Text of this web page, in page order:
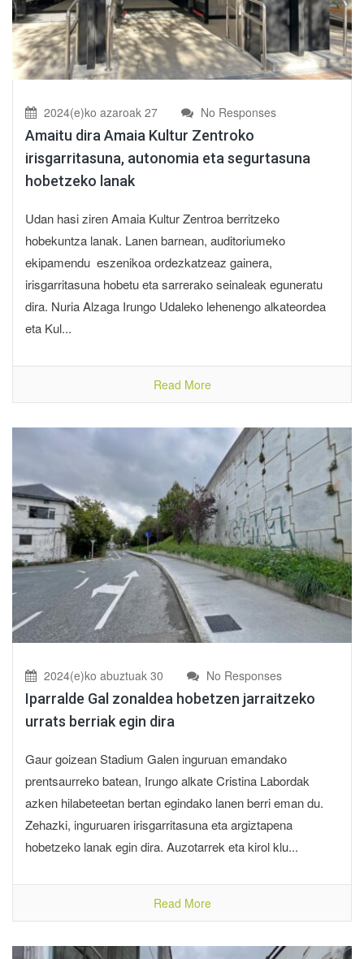
2024(e)ko azaroak 27 No Responses
Amaitu dira Amaia Kultur Zentroko
irisgarritasuna, autonomia eta segurtasuna
hobetzeko lanak
Udan hasi ziren Amaia Kultur Zentroa berritzeko
hobekuntza lanak. Lanen barnean, auditoriumeko
ekipamendu eszenikoa ordezkatzeaz gainera,
irisgarritasuna hobetu eta sarrerako seinaleak eguneratu
dira. Nuria Alzaga Irungo Udaleko lehenengo alkateordea
eta Kul...
Read More
2024(e)ko abuztuak 30 No Responses
Iparralde Gal zonaldea hobetzen jarraitzeko
urrats berriak egin dira
Gaur goizean Stadium Galen inguruan emandako
prentsaurreko batean, Irungo alkate Cristina Labordak
azken hilabeteetan bertan egindako lanen berri eman du.
Zehazki, inguruaren irisgarritasuna eta argiztapena
hobetzeko lanak egin dira. Auzotarrek eta kirol klu...
Read More